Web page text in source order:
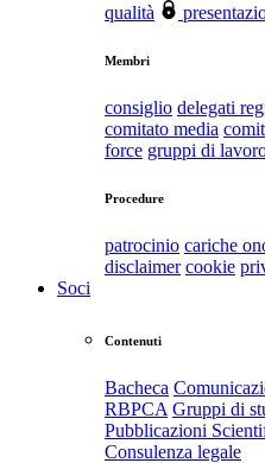
qualità
Membri
consiglio delegati
comitato media
force gruppi di
Procedure
patrocinio cariche
disclaimer cookie
Soci
Contenuti
Bacheca
RBPCA Gruppi di
Pubblicazioni
Consulenza legale